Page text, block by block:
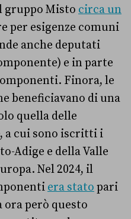
Misto circa un
per esigenze comuni
anche deputati
e in parte
Finora, le
beneficiavano di una
quella delle
a cui sono iscritti i
Adige e della Valle
Nel 2024, il
era stato pari
ora però questo